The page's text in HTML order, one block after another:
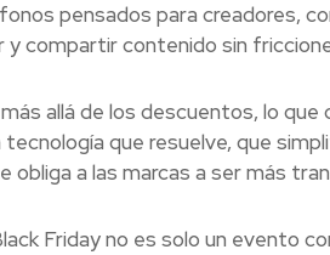
pensados para creadores,
y compartir contenido sin
allá de los descuentos, lo que
que resuelve, que
obliga a las marcas a ser más
Friday no es solo un evento